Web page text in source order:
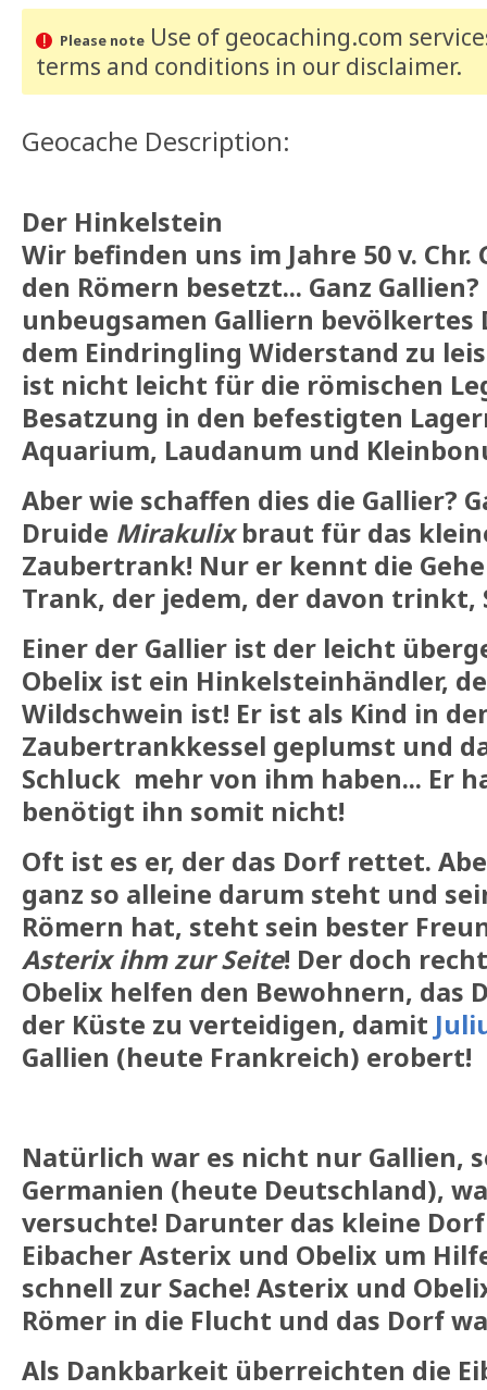
Please noteUse of geocaching.com
terms and conditions in our disclaimer.
Geocache Description:
Der Hinkelstein
Wir befinden uns im Jahre 50 v. Chr.
den Römern besetzt... Ganz
unbeugsamen Galliern
dem Eindringling Widerstand zu
ist nicht leicht für die römischen
Besatzung in den befestigten
Aquarium, Laudanum und
Aber wie schaffen dies die Gallier?
Druide Mirakulix braut für das
Zaubertrank! Nur er kennt die
Trank, der jedem, der davon trinkt,
Einer der Gallier ist der leicht
Obelix ist ein Hinkelsteinhändler,
Wildschwein ist! Er ist als Kind in
Zaubertrankkessel geplumst und
Schluck mehr von ihm haben... Er
benötigt ihn somit nicht!
Oft ist es er, der das Dorf rettet.
ganz so alleine darum steht und
Römern hat, steht sein bester
Asterix ihm zur Seite! Der doch
Obelix helfen den Bewohnern, das
der Küste zu verteidigen, damit
Gallien (heute Frankreich) erobert!
Natürlich war es nicht nur Gallien,
Germanien (heute Deutschland),
versuchte! Darunter das kleine Dorf
Eibacher Asterix und Obelix um
schnell zur Sache! Asterix und
Römer in die Flucht und das Dorf
Als Dankbarkeit überreichten die